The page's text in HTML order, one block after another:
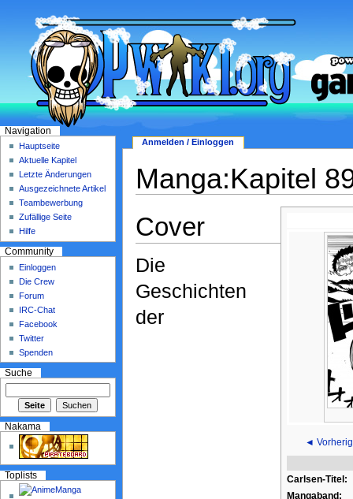
Manga:Kapitel
◄
Carlsen-Titel:
Mangaband:
Cover
Die
Geschichten
der
Anmelden / Einloggen
Navigation
Hauptseite
Aktuelle Kapitel
Letzte Änderungen
Ausgezeichnete Artikel
Teambewerbung
Zufällige Seite
Hilfe
Community
Einloggen
Die Crew
Forum
IRC-Chat
Facebook
Twitter
Spenden
Suche
Nakama
Toplists